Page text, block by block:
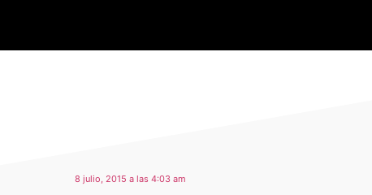
8 julio, 2015 a las 4:03 am